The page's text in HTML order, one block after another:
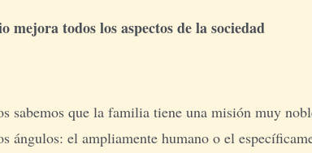
mejora todos los aspectos de la sociedad
sabemos que la familia tiene una misión muy
ángulos: el ampliamente humano o el